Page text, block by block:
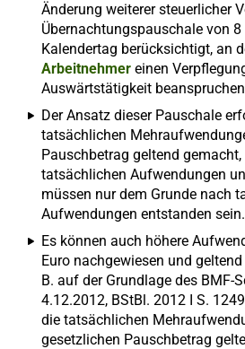
Änderung weiterer steuerlicher
Übernachtungspauschale von
Kalendertag berücksichtigt, an
Arbeitnehmer einen
Auswärtstätigkeit
Der Ansatz dieser Pauschale
tatsächlichen
Pauschbetrag geltend
tatsächlichen Aufwendungen
müssen nur dem Grunde nach
Aufwendungen entstanden sein.
Es können auch höhere
Euro nachgewiesen und
B. auf der Grundlage des BMF-
4.12.2012, BStBl. 2012 I S.
die tatsächlichen
gesetzlichen Pauschbetrag